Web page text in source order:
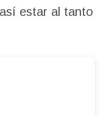
estar al tanto